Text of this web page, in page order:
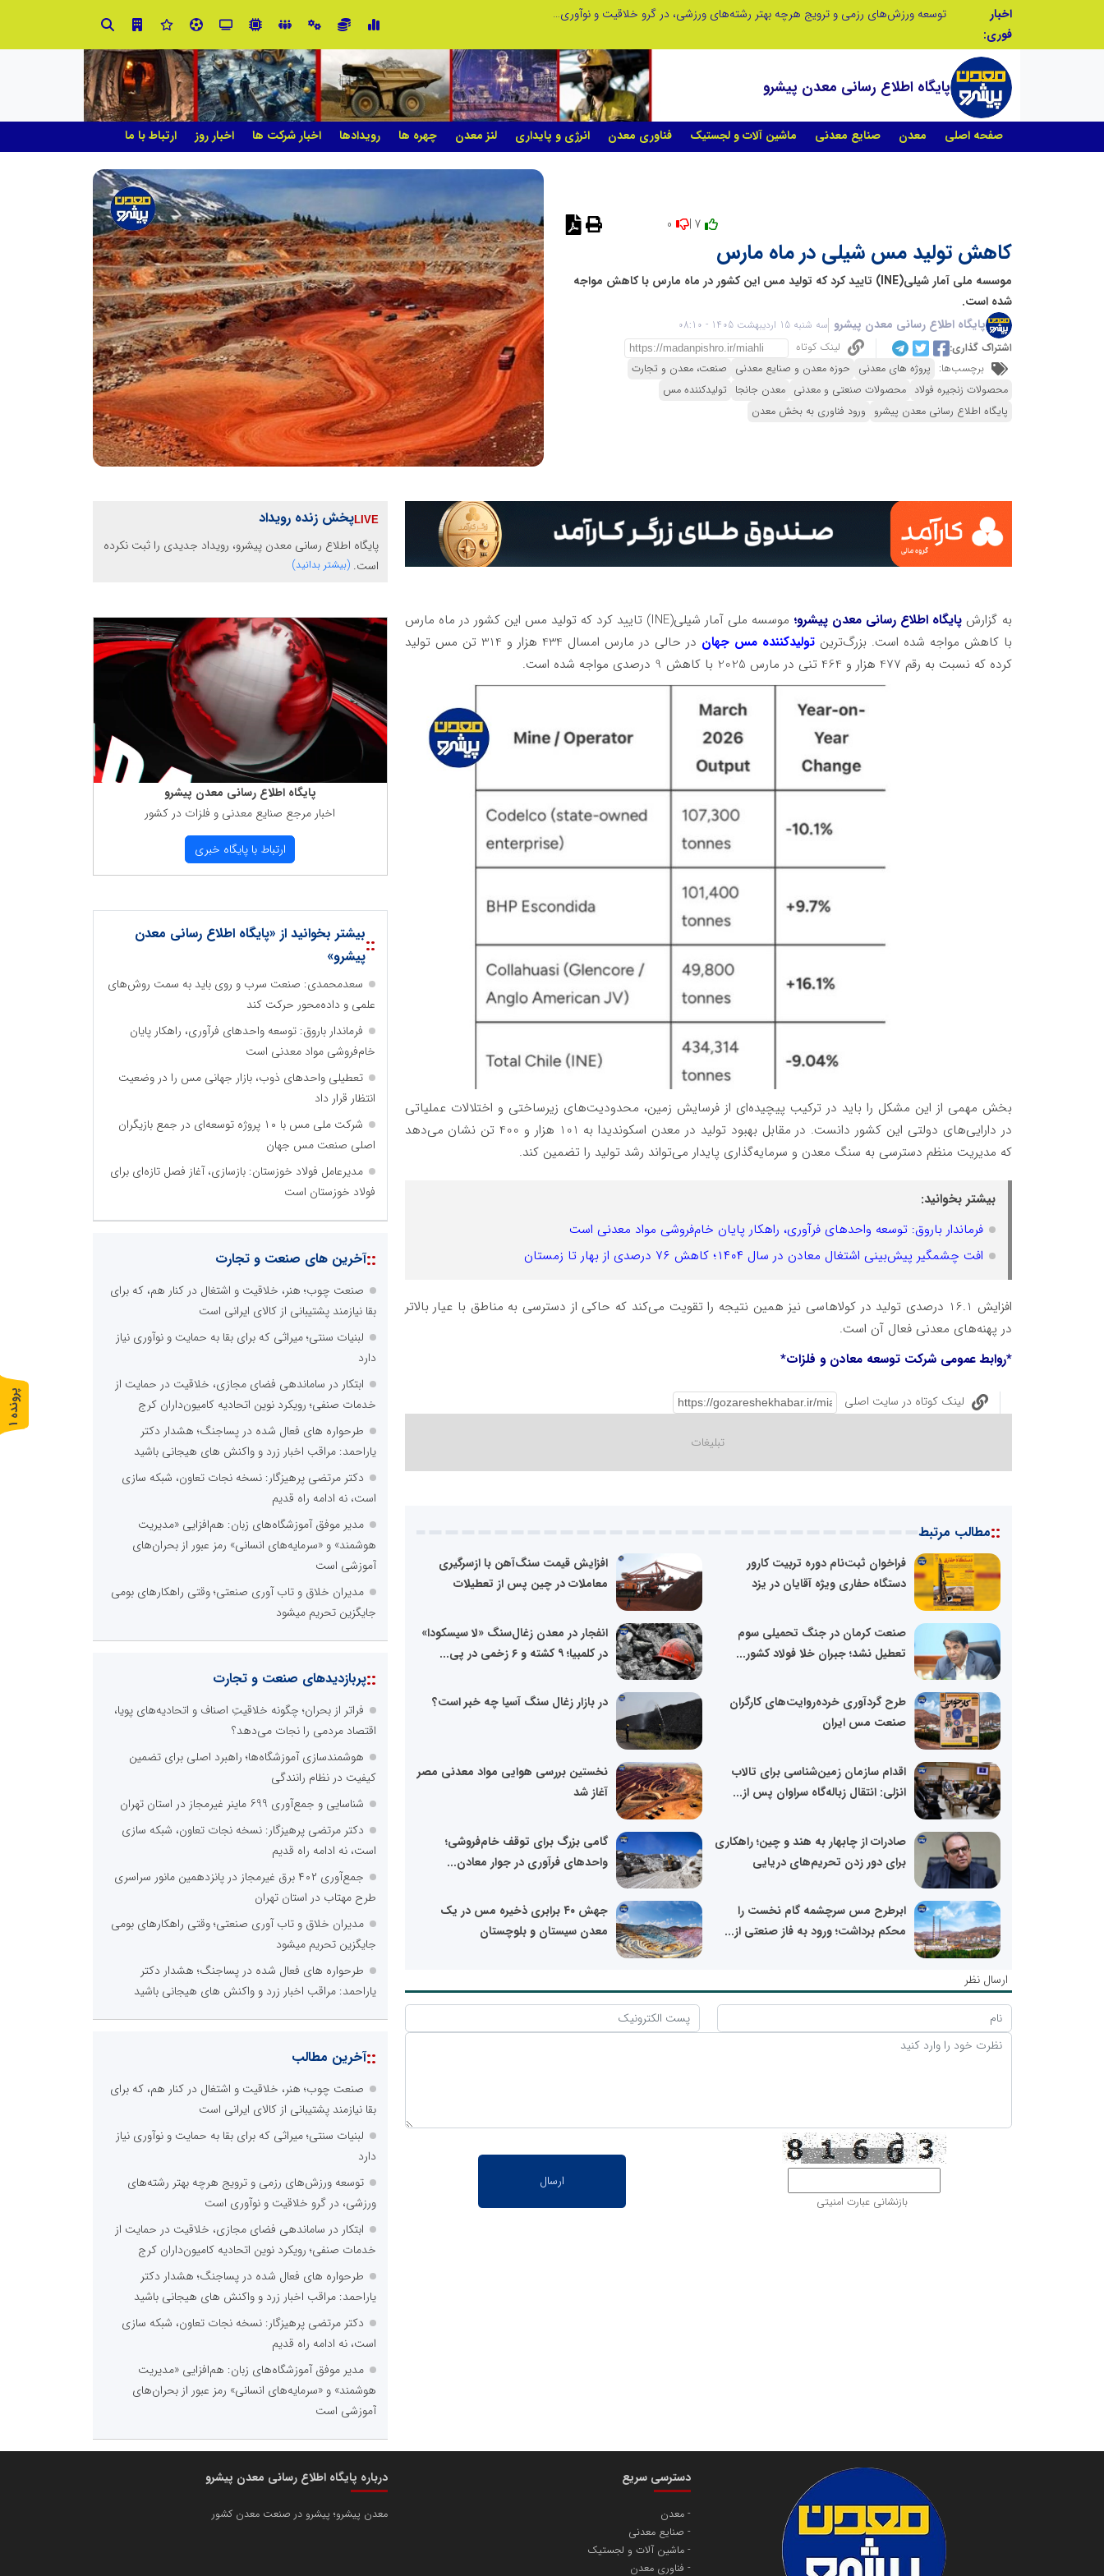
اخبار
فوری:
توسعه ورزش‌های رزمی و ترویج هرچه بهتر رشته‌های ورزشی، در گرو خلاقیت و نوآوری است لبنیات سنتی؛ میراثی که برای بقا به حمایت و نوآوری نیاز دارد
پایگاه اطلاع رسانی معدن پیشرو
صفحه اصلی معدن صنایع معدنی ماشین آلات و لجستیک فناوری معدن انرژی و پایداری لنز معدن چهره ها رویدادها اخبار شرکت ها اخبار روز ارتباط با ما
کاهش تولید مس شیلی در ماه مارس
موسسه ملی آمار شیلی(INE) تایید کرد که تولید مس این کشور در ماه مارس با کاهش مواجه
شده است.
پایگاه اطلاع رسانی معدن پیشرو سه شنبه 15 اردیبهشت 1405 - 08:10
اشتراک گذاری:
لینک کوتاه
برچسب‌ها: پروژه های معدنی حوزه معدن و صنایع معدنی صنعت، معدن و تجارت
محصولات زنجیره فولاد محصولات صنعتی و معدنی معدن جانجا تولیدکننده مس
پایگاه اطلاع رسانی معدن پیشرو ورود فناوری به بخش معدن
به گزارش پایگاه اطلاع رسانی معدن پیشرو؛
موسسه ملی آمار شیلی(INE) تایید کرد که تولید مس این کشور در ماه مارس
با کاهش مواجه شده است. بزرگ‌ترینتولیدکننده مس جهان
در حالی در مارس امسال 434 هزار و 314 تن مس تولید
کرده که نسبت به رقم 477 هزار و 464 تنی در مارس 2025 با کاهش 9 درصدی مواجه شده است.
بخش مهمی از این مشکل را باید در ترکیب پیچیده‌ای از فرسایش زمین، محدودیت‌های زیرساختی و اختلالات عملیاتی
در دارایی‌های دولتی این کشور دانست. در مقابل بهبود تولید در معدن اسکوندیدا به 101 هزار و 400 تن نشان می‌دهد
که مدیریت منظم دسترسی به سنگ معدن و سرمایه‌گذاری پایدار می‌تواند رشد تولید را تضمین کند.
بیشتر بخوانید:
فرماندار باروق: توسعه واحدهای فرآوری، راهکار پایان خام‌فروشی مواد معدنی است
افت چشمگیر پیش‌بینی اشتغال معادن در سال ۱۴۰۴؛ کاهش ۷۶ درصدی از بهار تا زمستان
افزایش 16.1 درصدی تولید در کولاهاسی نیز همین نتیجه را تقویت می‌کند که حاکی از دسترسی به مناطق با عیار بالاتر
در پهنه‌های معدنی فعال آن است.
*روابط عمومی شرکت توسعه معادن و فلزات*
لینک کوتاه در سایت اصلی
::مطالب مرتبط
فراخوان ثبت‌نام دوره تربیت کارور
دستگاه حفاری ویژه آقایان در یزد
افزایش قیمت سنگ‌آهن با ازسرگیری
معاملات در چین پس از تعطیلات
صنعت کرمان در جنگ تحمیلی سوم
تعطیل نشد؛ جبران خلا فولاد کشور...
انفجار در معدن زغال‌سنگ «لا سیسکودا»
در کلمبیا؛ ۹ کشته و ۶ زخمی در پی...
طرح گردآوری خرده‌روایت‌های کارگران
صنعت مس ایران
در بازار زغال سنگ آسیا چه خبر است؟
اقدام سازمان زمین‌شناسی برای تالاب
انزلی: انتقال زباله‌گاه سراوان پس از...
نخستین بررسی هوایی مواد معدنی مصر
آغاز شد
صادرات از چابهار به هند و چین؛ راهکاری
برای دور زدن تحریم‌های دریایی
گامی بزرگ برای توقف خام‌فروشی؛
واحدهای فرآوری در جوار معادن...
ابرطرح مس سرچشمه گام نخست را
محکم برداشت؛ ورود به فاز صنعتی از...
جهش ۴۰ برابری ذخیره مس در یک
معدن سیستان و بلوچستان
ارسال نظر
بازنشانی عبارت امنیتی
پخش زنده رویداد
پایگاه اطلاع رسانی معدن پیشرو، رویداد جدیدی را ثبت نکرده
است. (بیشتر بدانید)
پایگاه اطلاع رسانی معدن پیشرو
اخبار مرجع صنایع معدنی و فلزات در كشور
ارتباط با پایگاه خبری
::بیشتر بخوانید از «پایگاه اطلاع رسانی معدن
پیشرو»
سعدمحمدی: صنعت سرب و روی باید به سمت روش‌های
علمی و داده‌محور حرکت کند
فرماندار باروق: توسعه واحدهای فرآوری، راهکار پایان
خام‌فروشی مواد معدنی است
تعطیلی واحدهای ذوب، بازار جهانی مس را در وضعیت
انتظار قرار داد
شرکت ملی مس با ۱۰ پروژه توسعه‌ای در جمع بازیگران
اصلی صنعت مس جهان
مدیرعامل فولاد خوزستان: بازسازی، آغاز فصل تازه‌ای برای
فولاد خوزستان است
::آخرین های صنعت و تجارت
صنعت چوب؛ هنر، خلاقیت و اشتغال در کنار هم، که برای
بقا نیازمند پشتیبانی از کالای ایرانی است
لبنیات سنتی؛ میراثی که برای بقا به حمایت و نوآوری نیاز
دارد
ابتکار در ساماندهی فضای مجازی، خلاقیت در حمایت از
خدمات صنفی؛ رویکرد نوین اتحادیه کامیون‌داران کرج
طرحواره های فعال شده در پساجنگ؛ هشدار دکتر
یاراحمد: مراقب اخبار زرد و واکنش های هیجانی باشید
دکتر مرتضی پرهیزگار: نسخه نجات تعاون، شبکه سازی
است، نه ادامه راه قدیم
مدیر موفق آموزشگاه‌های زبان: هم‌افزایی «مدیریت
هوشمند» و «سرمایه‌های انسانی» رمز عبور از بحران‌های
آموزشی است
مدیران خلاق و تاب آوری صنعتی؛ وقتی راهکارهای بومی
جایگزین تحریم میشود
::پربازدیدهای صنعت و تجارت
فراتر از بحران؛ چگونه خلاقیتِ اصناف و اتحادیه‌های پویا،
اقتصاد مردمی را نجات می‌دهد؟
هوشمندسازی آموزشگاه‌ها؛ راهبرد اصلی برای تضمین
کیفیت در نظام رانندگی
شناسایی و جمع‌آوری 699 ماینر غیرمجاز در استان تهران
دکتر مرتضی پرهیزگار: نسخه نجات تعاون، شبکه سازی
است، نه ادامه راه قدیم
جمع‌آوری ۴۰۲ برق غیرمجاز در پانزدهمین مانور سراسری
طرح مهتاب در استان تهران
مدیران خلاق و تاب آوری صنعتی؛ وقتی راهکارهای بومی
جایگزین تحریم میشود
طرحواره های فعال شده در پساجنگ؛ هشدار دکتر
یاراحمد: مراقب اخبار زرد و واکنش های هیجانی باشید
::آخرین مطالب
صنعت چوب؛ هنر، خلاقیت و اشتغال در کنار هم، که برای
بقا نیازمند پشتیبانی از کالای ایرانی است
لبنیات سنتی؛ میراثی که برای بقا به حمایت و نوآوری نیاز
دارد
توسعه ورزش‌های رزمی و ترویج هرچه بهتر رشته‌های
ورزشی، در گرو خلاقیت و نوآوری است
ابتکار در ساماندهی فضای مجازی، خلاقیت در حمایت از
خدمات صنفی؛ رویکرد نوین اتحادیه کامیون‌داران کرج
طرحواره های فعال شده در پساجنگ؛ هشدار دکتر
یاراحمد: مراقب اخبار زرد و واکنش های هیجانی باشید
دکتر مرتضی پرهیزگار: نسخه نجات تعاون، شبکه سازی
است، نه ادامه راه قدیم
مدیر موفق آموزشگاه‌های زبان: هم‌افزایی «مدیریت
هوشمند» و «سرمایه‌های انسانی» رمز عبور از بحران‌های
آموزشی است
پ
ر
و
ن
د
ه
1
دسترسی سریع
معدن
صنایع معدنی
ماشین آلات و لجستیک
فناوری معدن
درباره پایگاه اطلاع رسانی معدن پیشرو
معدن پیشرو؛ پیشرو در صنعت معدن کشور